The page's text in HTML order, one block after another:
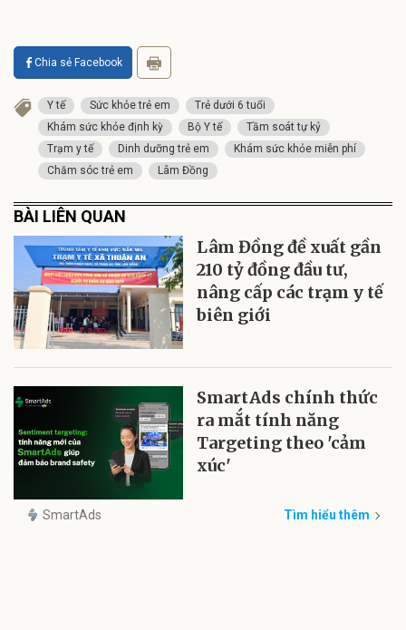
Chia sẻ Facebook
Y tế Sức khỏe trẻ em
Trẻ dưới 6 tuổi
Khám sức khỏe định kỳ
Bộ Y tế
Tầm soát tự kỷ
Trạm y tế
Dinh dưỡng trẻ em
Khám sức khỏe miễn phí
Chăm sóc trẻ em
Lâm Đồng
BÀI LIÊN QUAN
Lâm Đồng đề xuất gần
210 tỷ đồng đầu tư,
nâng cấp các trạm y tế
biên giới
SmartAds chính thức
ra mắt tính năng
Targeting theo 'cảm
xúc'
SmartAds Tìm hiểu thêm